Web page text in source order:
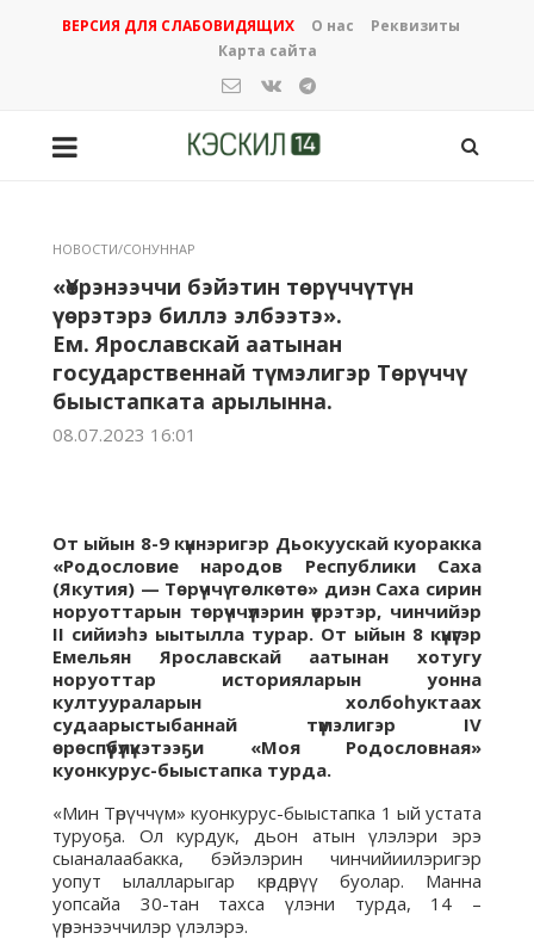
ВЕРСИЯ ДЛЯ СЛАБОВИДЯЩИХ О нас
Реквизиты
Карта сайта
НОВОСТИ/СОНУННАР
«Үөрэнээччи бэйэтин төрүччүтүн
үөрэтэрэ биллэ элбээтэ».
Ем. Ярославскай аатынан
государственнай түмэлигэр Төрүччү
быыстапката арылынна.
08.07.2023 16:01
От ыйын 8-9 күннэригэр Дьокуускай куоракка
«Родословие народов Республики Саха
(Якутия) — Төрүччү төлкөтө» диэн Саха сирин
норуоттарын төрүччүлэрин үөрэтэр, чинчийэр
II сийиэһэ ыытылла турар. От ыйын 8 күнүгэр
Емельян Ярославскай аатынан хотугу
норуоттар историяларын уонна
култуураларын холбоһуктаах
судаарыстыбаннай түмэлигэр IV
өрөспүүбүлүкэтээҕи «Моя Родословная»
куонкурус-быыстапка турда.
«Мин Төрүччүм» куонкурус-быыстапка 1 ый устата
туруоҕа. Ол курдук, дьон атын үлэлэри эрэ
сыаналаабакка, бэйэлэрин чинчийиилэригэр
уопут ылалларыгар көрдөрүү буолар. Манна
уопсайа 30-тан тахса үлэни турда, 14 –
үөрэнээччилэр үлэлэрэ.